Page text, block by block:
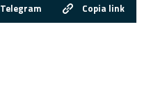
Telegram Copia link